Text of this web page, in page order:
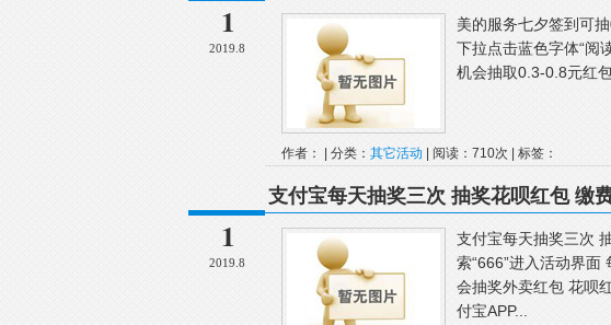
1
2019.8
美的服务七夕签到可
下拉点击蓝色字体“阅
机会抽取0.3-0.8元红
作者： | 分类： 其它活动 | 阅读：710次 | 标签：
1
2019.8
支付宝每天抽奖三次 抽奖花呗红包 缴
支付宝每天抽奖三次
索“666”进入活动界
会抽奖外卖红包 花呗
付宝APP...